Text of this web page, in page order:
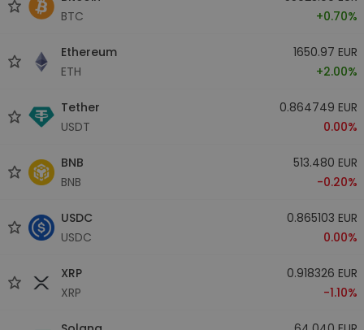
BTC
+0.70%
Ethereum
ETH
1650.97 EUR
+2.00%
Tether
USDT
0.864749 EUR
0.00%
BNB
BNB
513.480 EUR
-0.20%
USDC
USDC
0.865103 EUR
0.00%
XRP
XRP
0.918326 EUR
-1.10%